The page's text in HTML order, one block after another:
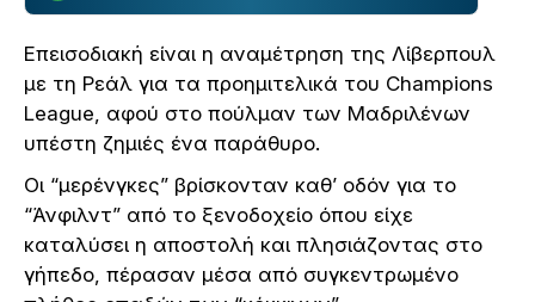
Επεισοδιακή είναι η αναμέτρηση της Λίβερπουλ
με τη Ρεάλ για τα προημιτελικά του Champions
League, αφού στο πούλμαν των Μαδριλένων
υπέστη ζημιές ένα παράθυρο.
Οι “μερένγκες” βρίσκονταν καθ’ οδόν για το
“Άνφιλντ” από το ξενοδοχείο όπου είχε
καταλύσει η αποστολή και πλησιάζοντας στο
γήπεδο, πέρασαν μέσα από συγκεντρωμένο